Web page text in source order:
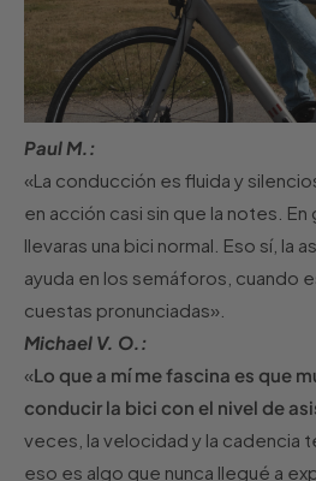
Paul M.:
«La conducción es fluida y
en acción casi sin que la notes.
llevaras una bici normal. Eso sí, la
ayuda en los semáforos, cuando
cuestas pronunciadas».
Michael V. O.:
«Lo que a mí me fascina es que
conducir la bici con el nivel de
veces, la velocidad y la cadencia
eso es algo que nunca llegué a